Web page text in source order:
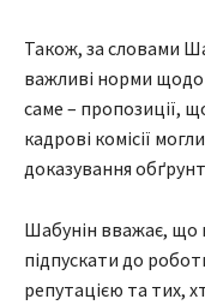
Також, за словами
важливі норми щодо
саме – пропозиції,
кадрові комісії
доказування
Шабунін вважає, що
підпускати до
репутацією та тих,